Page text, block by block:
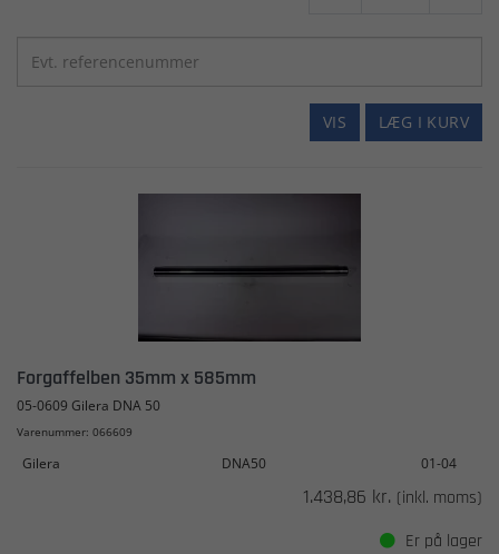
LÆG I KURV
VIS
Forgaffelben 35mm x 585mm
05-0609 Gilera DNA 50
Varenummer: 066609
Gilera DNA50 01-04
1.438,86 kr. (inkl. moms)
Er på lager